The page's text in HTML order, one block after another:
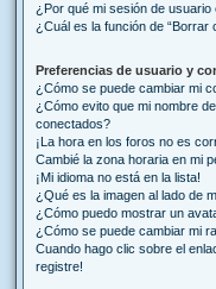
¿Por qué mi sesión de
¿Cuál es la función de “Borrar
Preferencias de usuario y
¿Cómo se puede cambiar mi
¿Cómo evito que mi nombre
conectados?
¡La hora en los foros no es
Cambié la zona horaria en mi
¡Mi idioma no está en la lista!
¿Qué es la imagen al lado de
¿Cómo puedo mostrar un
¿Cómo se puede cambiar mi
Cuando hago clic sobre el
registre!